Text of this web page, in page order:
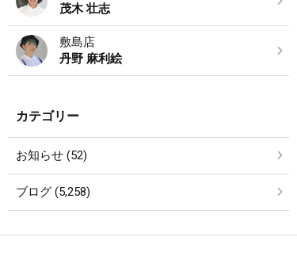
茂木 壮志
敷島店
丹野 麻利絵
カテゴリー
お知らせ (52)
ブログ (5,258)